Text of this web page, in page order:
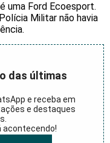
uma Ford Ecoesport.
Militar não havia
das últimas
e receba em
e destaques
acontecendo!